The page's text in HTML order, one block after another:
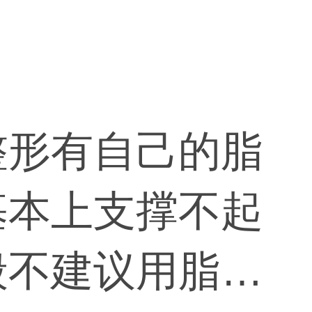
有自己的脂
上支撑不起
建议用脂